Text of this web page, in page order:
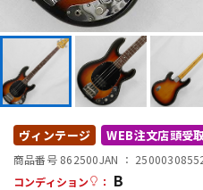
DJ機器
DTM オンライン納品
配信/ライブ機器
ヴィンテージ WEB注文店頭受
商品番号 862500JAN ：
コンディション
： B